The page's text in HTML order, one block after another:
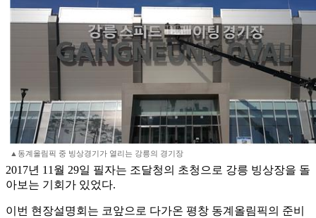
▲동계올림픽 중 빙상경기가 열리는 강릉의 경기장
2017년 11월 29일 필자는 조달청의 초청으로 강릉 빙상장을 돌
아보는 기회가 있었다.
이번 현장설명회는 코앞으로 다가온 평창 동계올림픽의 준비